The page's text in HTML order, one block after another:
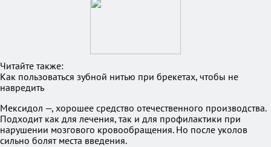
Читайте также:
Как пользоваться зубной нитью при брекетах, чтобы не
навредить
Мексидол —, хорошее средство отечественного производства.
Подходит как для лечения, так и для профилактики при
нарушении мозгового кровообращения. Но после уколов
сильно болят места введения.